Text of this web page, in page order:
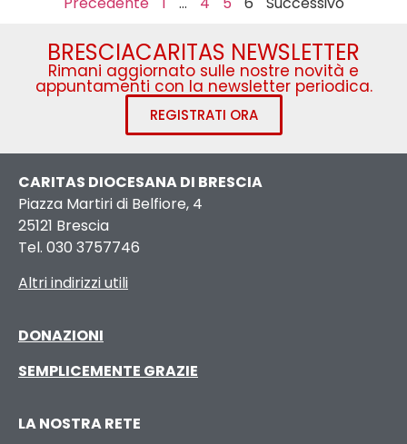
BRESCIACARITAS NEWSLETTER
Rimani aggiornato sulle nostre novità e
appuntamenti con la newsletter periodica.
REGISTRATI ORA
CARITAS DIOCESANA DI BRESCIA
Piazza Martiri di Belfiore, 4
25121 Brescia
Tel. 030 3757746
Altri indirizzi utili
DONAZIONI
SEMPLICEMENTE GRAZIE
LA NOSTRA RETE